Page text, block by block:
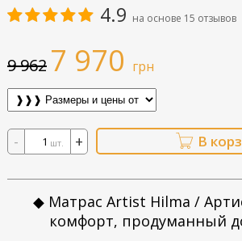
4.9 на основе 15 отзывов
9 962 7 970 грн
- +
шт. В
◆ Матрас Artist Hilma /
комфорт, продуманный